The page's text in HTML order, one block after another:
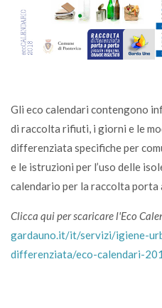
Gli eco calendari contengono
di raccolta rifiuti, i giorni e le
differenziata specifiche per
e le istruzioni per l’uso delle
calendario per la raccolta
Clicca qui per scaricare l'Eco
gardauno.it/it/servizi/igiene-
differenziata/eco-calendari-